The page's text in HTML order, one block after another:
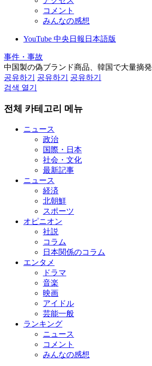
コメント
みんなの感想
YouTube 中央日報日本語版
事件・事故
中国製の偽ブランド商品、韓国で大量摘発
공유하기
공유하기
공유하기
검색 열기
전체 카테고리 메뉴
ニュース
政治
国際・日本
社会・文化
最新記事
ニュース
経済
北朝鮮
スポーツ
オピニオン
社説
コラム
日本関係のコラム
エンタメ
ドラマ
音楽
映画
アイドル
芸能一般
ランキング
ニュース
コメント
みんなの感想